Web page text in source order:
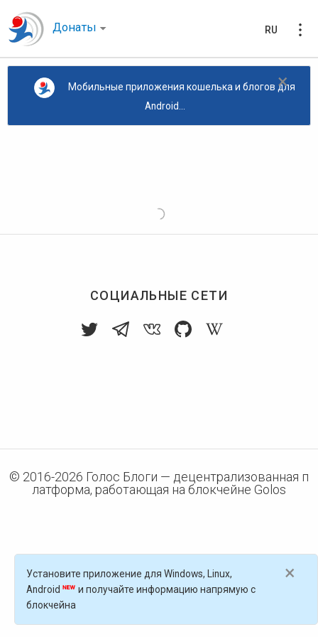
Донаты RU
×
Мобильные приложения кошелька и блогов для
Android...
СОЦИАЛЬНЫЕ СЕТИ
© 2016-2026 Голос Блоги — децентрализованная п
латформа, работающая на блокчейне Golos
×
Установите приложение для Windows, Linux,
Android
и получайте информацию напрямую с
блокчейна